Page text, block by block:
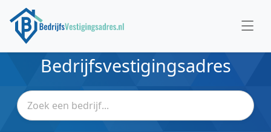
Bedrijfsvestigingsadres